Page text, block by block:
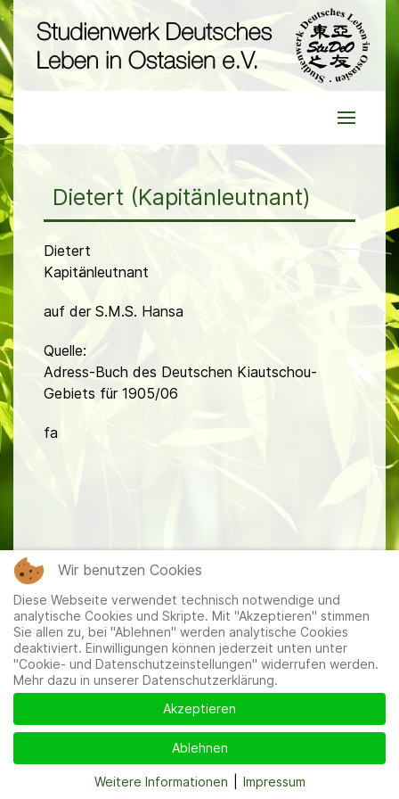
Dietert (Kapitänleutnant)
Dietert
Kapitänleutnant
auf der S.M.S. Hansa
Quelle:
Adress-Buch des Deutschen Kiautschou-
Gebiets für 1905/06
fa
Mitglieder| Impressum|Datenschutzerklärung
Wir benutzen Cookies
Diese Webseite verwendet technisch notwendige und
analytische Cookies und Skripte. Mit "Akzeptieren" stimmen
Sie allen zu, bei "Ablehnen" werden analytische Cookies
deaktiviert. Einwilligungen können jederzeit unten unter
"Cookie- und Datenschutzeinstellungen" widerrufen werden.
Mehr dazu in unserer Datenschutzerklärung.
Akzeptieren
Ablehnen
Weitere Informationen Impressum